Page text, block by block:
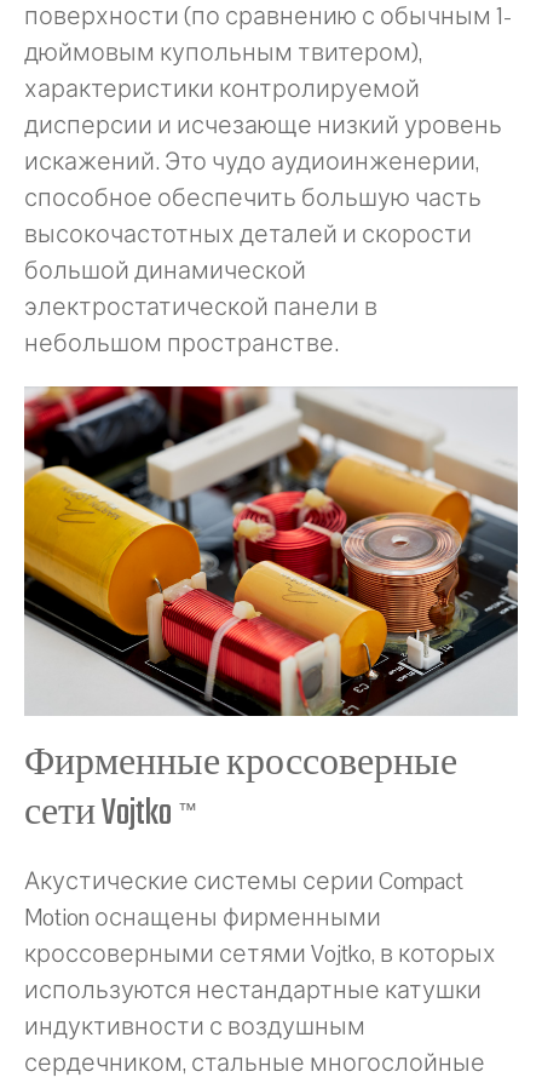
поверхности (по сравнению с обычным 1-
дюймовым купольным твитером),
характеристики контролируемой
дисперсии и исчезающе низкий уровень
искажений. Это чудо аудиоинженерии,
способное обеспечить большую часть
высокочастотных деталей и скорости
большой динамической
электростатической панели в
небольшом пространстве.
Фирменные кроссоверные
сети Vojtko ™
Акустические системы серии Compact
Motion оснащены фирменными
кроссоверными сетями Vojtko, в которых
используются нестандартные катушки
индуктивности с воздушным
сердечником, стальные многослойные